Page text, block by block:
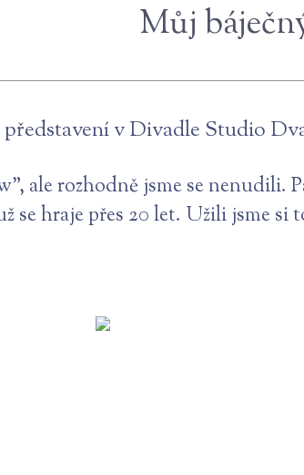
Můj
v Divadle Studio
ale rozhodně jsme se nenudili.
se hraje přes 20 let. Užili jsme